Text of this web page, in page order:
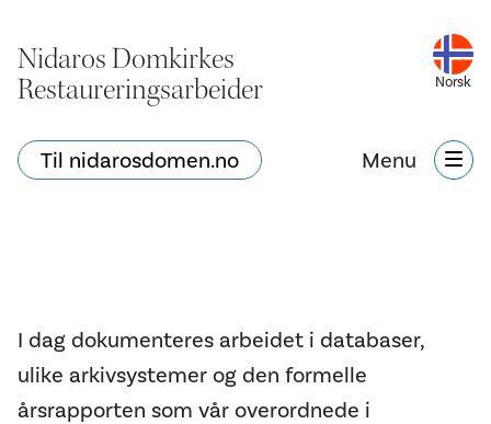
Nidaros Domkirkes
Restaureringsarbeider
Norsk
Til nidarosdomen.no Menu
I dag dokumenteres arbeidet i databaser,
ulike arkivsystemer og den formelle
årsrapporten som vår overordnede i